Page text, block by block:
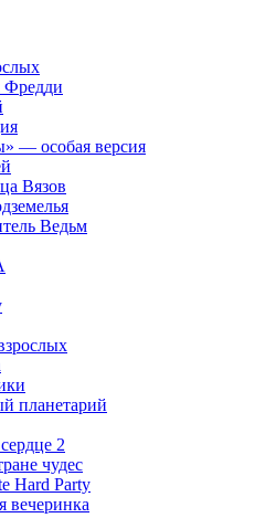
Фредди
— особая версия
Вязов
Ведьм
планетарий
2
чудес
Hard Party
вечеринка